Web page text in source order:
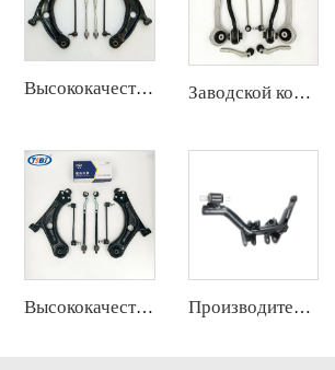
Высококачественный передний комплект рычагов управления с рулевым наконечником и шарниром для Toyota YARIS заводской OEM 48068-59095 45047-09301 Заводской комплект автозапчастей для рычага подвески Mercedes W203 ОЕ 2033303411 2033202889 A2033304003 2303380015
Высококачественный заводской комплект автозапчастей: наконечник рулевой тяги, шаровая опора, комплект рычага управления для Chevrolet SAIL3 ОЕ 9065278 90921306 90921298 Производитель высокого качества оптом задняя нижняя контрольная рука для HONDA CRV OE 52371-SWA-010